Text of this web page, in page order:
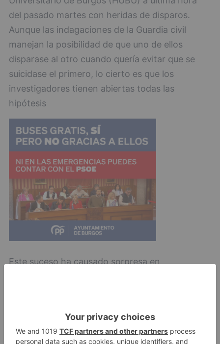
del pasado martes con heridas de disparos.
Aunque las indagaciones de la Guardia civil
manejan la posibilidad de que uno de ellos
disparase al otro cuando quería evitar que se
suicidase el primero, lo cierto es que los
investigadores tienen abiertas todas las
hipótesis
Este suceso ha causado sorpresa en